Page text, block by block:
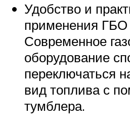
Удобство и
применения ГБО
Современное
оборудование
переключаться
вид топлива с
тумблера.